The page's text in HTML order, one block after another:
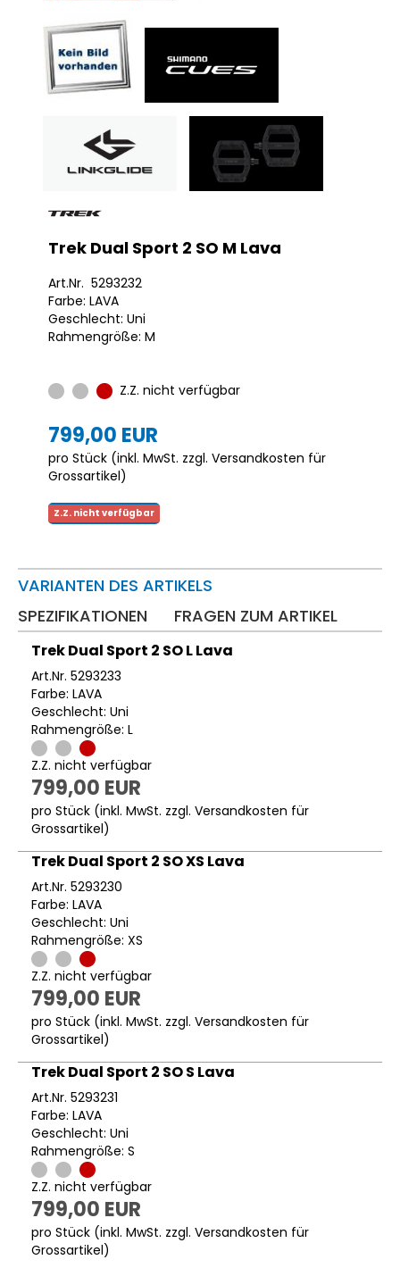
Trek Dual Sport 2 SO M Lava
Art.Nr. 5293232
Farbe: LAVA
Geschlecht: Uni
Rahmengröße: M
Z.Z. nicht verfügbar
799,00 EUR
pro Stück (inkl. MwSt. zzgl. Versandkosten für
Grossartikel)
Z.Z. nicht verfügbar
VARIANTEN DES ARTIKELS
SPEZIFIKATIONEN
FRAGEN ZUM ARTIKEL
Trek Dual Sport 2 SO L Lava
Art.Nr. 5293233
Farbe: LAVA
Geschlecht: Uni
Rahmengröße: L
Z.Z. nicht verfügbar
799,00 EUR
pro Stück (inkl. MwSt. zzgl. Versandkosten für
Grossartikel)
Trek Dual Sport 2 SO XS Lava
Art.Nr. 5293230
Farbe: LAVA
Geschlecht: Uni
Rahmengröße: XS
Z.Z. nicht verfügbar
799,00 EUR
pro Stück (inkl. MwSt. zzgl. Versandkosten für
Grossartikel)
Trek Dual Sport 2 SO S Lava
Art.Nr. 5293231
Farbe: LAVA
Geschlecht: Uni
Rahmengröße: S
Z.Z. nicht verfügbar
799,00 EUR
pro Stück (inkl. MwSt. zzgl. Versandkosten für
Grossartikel)